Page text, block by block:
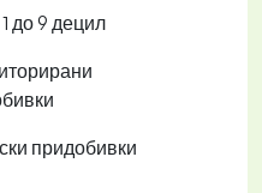
до 9 децил
придобивки